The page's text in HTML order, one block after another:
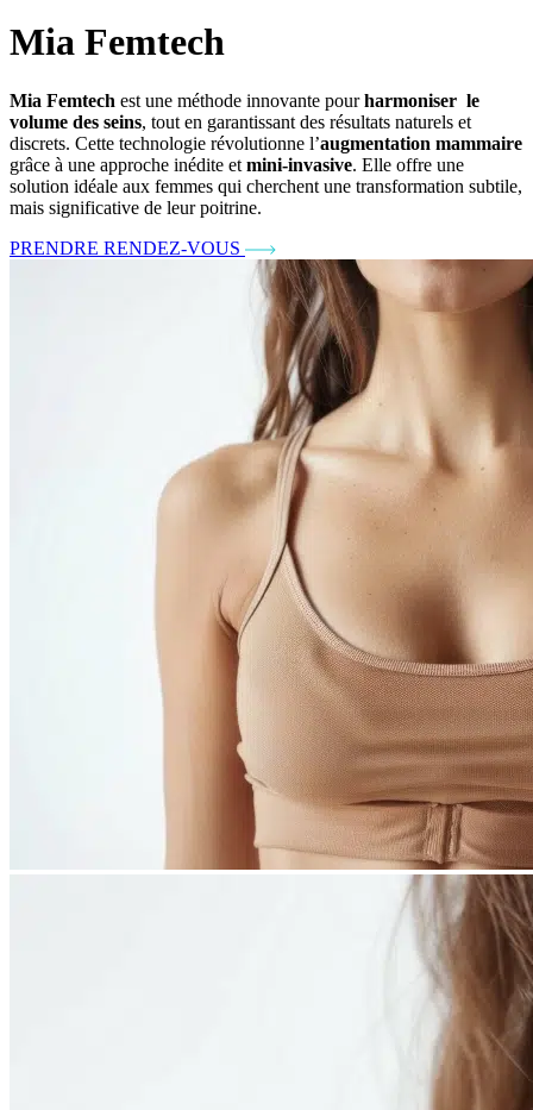
Mia Femtech
Mia Femtech est une méthode innovante pourharmoniser le
volume des seins, tout en garantissant des résultats naturels et
discrets. Cette technologie révolutionne l’augmentation mammaire
grâce à une approche inédite et mini-invasive. Elle offre une
solution idéale aux femmes qui cherchent une transformation subtile,
mais significative de leur poitrine.
PRENDRE RENDEZ-VOUS